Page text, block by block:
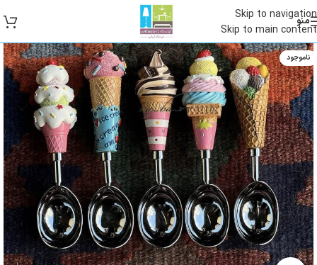
Skip to navigation
Skip to main content
منو
ناموجود